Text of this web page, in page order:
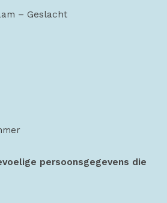
– Geslacht
persoonsgegevens die